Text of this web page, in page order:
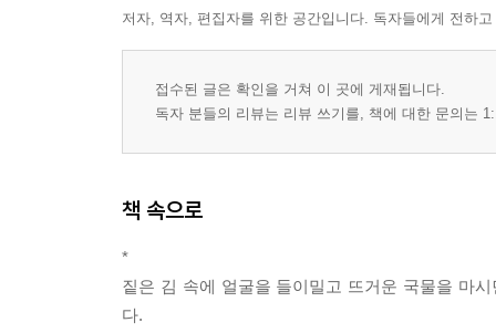
저자, 역자, 편집자를 위한 공간입니다. 독자들에게 전하
접수된 글은 확인을 거쳐 이 곳에 게재됩니다.
독자 분들의 리뷰는 리뷰 쓰기를, 책에 대한 문의는
책 속으로
*
짙은 김 속에 얼굴을 들이밀고 뜨거운 국물을 마
다.